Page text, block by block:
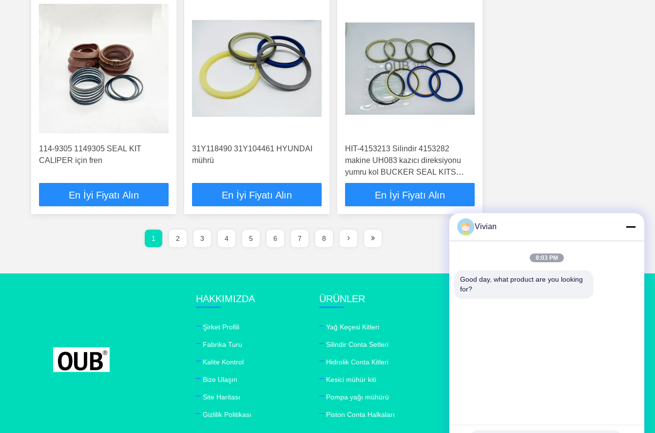
114-9305 1149305 SEAL KIT
CALIPER için fren
En İyi Fiyatı Alın
31Y118490 31Y104461 HYUNDAI
mührü
En İyi Fiyatı Alın
HIT-4153213 Silindir 4153282
makine UH083 kazıcı direksiyonu
yumru kol BUCKER SEAL KITS
HYDRAULIK SILINDER
En İyi Fiyatı Alın
1 2 3 4 5 6 7 8
HAKKIMIZDA
Şirket Profili
Fabrika Turu
Kalite Kontrol
Bize Ulaşın
Site Haritası
Gizlilik Politikası
ÜRÜNLER
Yağ Keçesi Kitleri
Silindir Conta Setleri
Hidrolik Conta Kitleri
Kesici mühür kiti
Pompa yağı mühürü
Piston Conta Halkaları
Vivian
8:03 PM
Good day, what product are you looking
for?